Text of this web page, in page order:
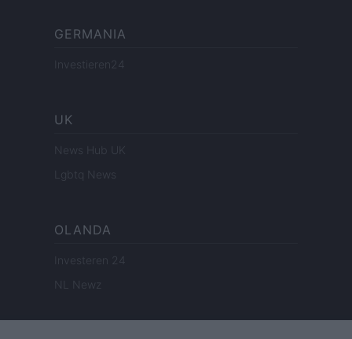
GERMANIA
Investieren24
UK
News Hub UK
Lgbtq News
OLANDA
Investeren 24
NL Newz